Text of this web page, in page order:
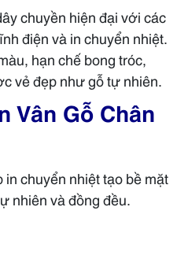
chuyền hiện đại với các
điện và in chuyển nhiệt.
hạn chế bong tróc,
vẻ đẹp như gỗ tự nhiên.
Vân Gỗ Chân
chuyển nhiệt tạo bề mặt
nhiên và đồng đều.